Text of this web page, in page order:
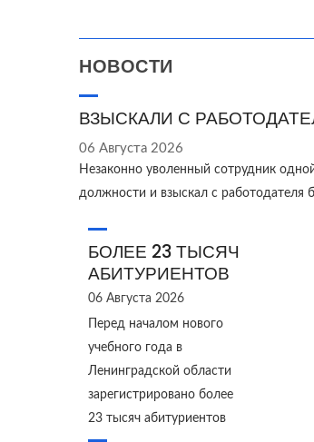
НОВОСТИ
ВЗЫСКАЛИ С
06 Августа 2026
Незаконно уволенный сотрудник
должности и взыскал с работодателя
БОЛЕЕ 23 ТЫСЯЧ
АБИТУРИЕНТОВ
06 Августа 2026
Перед началом нового
учебного года в
Ленинградской области
зарегистрировано более
23 тысяч абитуриентов